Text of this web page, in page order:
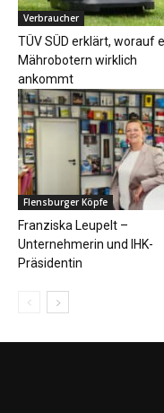
Verbraucher
TÜV SÜD erklärt, worauf
Mährobotern wirklich
ankommt
Flensburger Köpfe
Franziska Leupelt –
Unternehmerin und IHK-
Präsidentin